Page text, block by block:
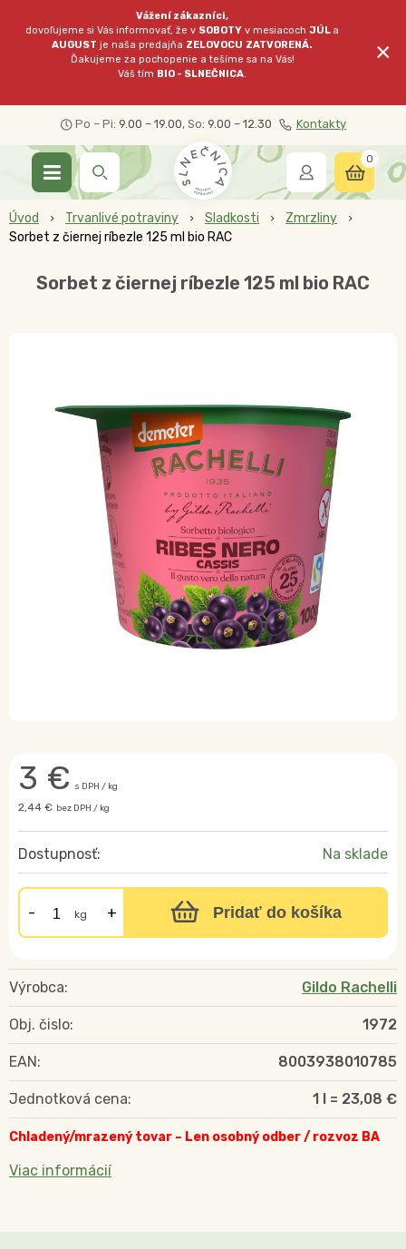
Vážení zákazníci,
dovoľujeme si Vás informovať, že v SOBOTY v mesiacochJÚL a
AUGUST je naša predajňa ZELOVOCU ZATVORENÁ.
Ďakujeme za pochopenie a tešíme sa na Vás!
Váš tím BIO - SLNEČNICA.
×
Po – Pi: 9.00 – 19.00, So: 9.00 – 12.30 Kontakty
0
Úvod Trvanlivé potraviny Sladkosti
Zmrzliny
Sorbet z čiernej ríbezle 125 ml bio RAC
Sorbet z čiernej ríbezle 125 ml bio RAC
3 € s DPH / kg
2,44 € bez DPH / kg
Dostupnosť: Na sklade
kg Pridať do košíka
Výrobca: Gildo Rachelli
Obj. čislo: 1972
EAN: 8003938010785
Jednotková cena: 1 l = 23,08 €
Chladený/mrazený tovar – Len osobný odber / rozvoz BA
Viac informácií